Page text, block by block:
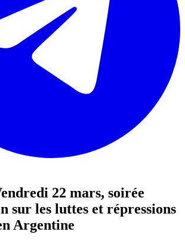
22 mars, soirée
sur les luttes et répressions
Argentine